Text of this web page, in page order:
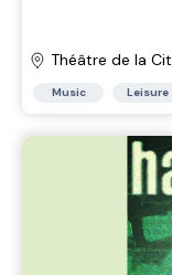
Théâtre de la
Music Leisure